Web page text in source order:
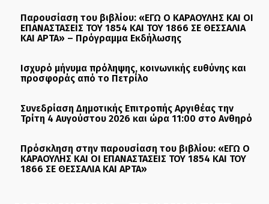
Παρουσίαση του βιβλίου: «ΕΓΩ Ο ΚΑΡΑΟΥΛΗΣ ΚΑΙ ΟΙ
ΕΠΑΝΑΣΤΑΣΕΙΣ ΤΟΥ 1854 ΚΑΙ ΤΟΥ 1866 ΣΕ ΘΕΣΣΑΛΙΑ
ΚΑΙ ΑΡΤΑ» – Πρόγραμμα Εκδήλωσης
Ισχυρό μήνυμα πρόληψης, κοινωνικής ευθύνης και
προσφοράς από το Πετρίλο
Συνεδρίαση Δημοτικής Επιτροπής Αργιθέας την
Τρίτη 4 Αυγούστου 2026 και ώρα 11:00 στο Ανθηρό
Πρόσκληση στην παρουσίαση του βιβλίου: «ΕΓΩ Ο
ΚΑΡΑΟΥΛΗΣ ΚΑΙ ΟΙ ΕΠΑΝΑΣΤΑΣΕΙΣ ΤΟΥ 1854 ΚΑΙ ΤΟΥ
1866 ΣΕ ΘΕΣΣΑΛΙΑ ΚΑΙ ΑΡΤΑ»